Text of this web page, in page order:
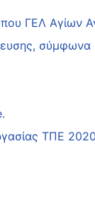
ΓΕΛ
σύμφωνα
ΤΠΕ 2020